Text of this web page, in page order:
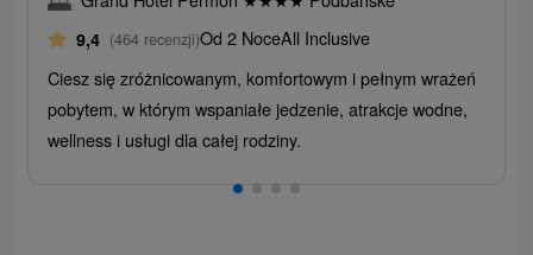
9,4 (464 recenzji)Od 2 NoceAll Inclusive
Ciesz się zróżnicowanym, komfortowym i pełnym wrażeń
pobytem, ​​w którym wspaniałe jedzenie, atrakcje wodne,
wellness i usługi dla całej rodziny.